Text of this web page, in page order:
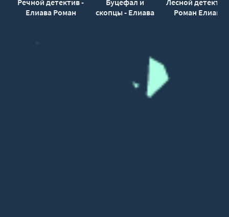
Елиава Роман
скопцы - Елиава
Роман Елиава